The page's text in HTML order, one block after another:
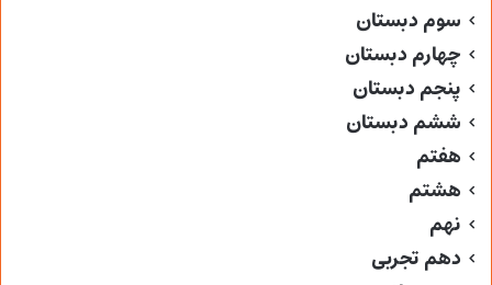
سوم دبستان
چهارم دبستان
پنجم دبستان
ششم دبستان
هفتم
هشتم
نهم
دهم تجربی